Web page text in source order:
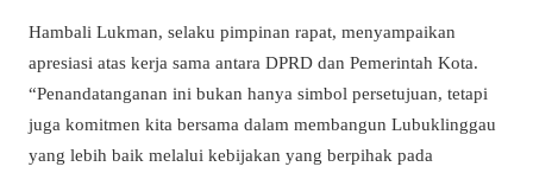
Hambali Lukman, selaku pimpinan rapat, menyampaikan
apresiasi atas kerja sama antara DPRD dan Pemerintah Kota.
“Penandatanganan ini bukan hanya simbol persetujuan, tetapi
juga komitmen kita bersama dalam membangun Lubuklinggau
yang lebih baik melalui kebijakan yang berpihak pada